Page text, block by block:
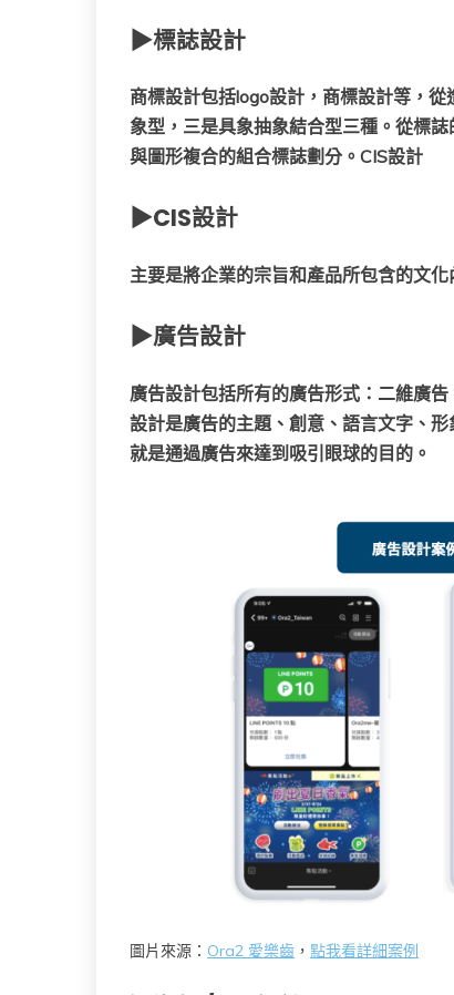
▶標誌設計
商標設計包括logo設計，商標設計等，
象型，三是具象抽象結合型三種。從標
與圖形複合的組合標誌劃分。CIS設計
▶CIS設計
主要是將企業的宗旨和產品所包含的文
▶廣告設計
廣告設計包括所有的廣告形式：二維廣
設計是廣告的主題、創意、語言文字、
就是通過廣告來達到吸引眼球的目的。
圖片來源： Ora2 愛樂齒 ， 點我看詳細案例